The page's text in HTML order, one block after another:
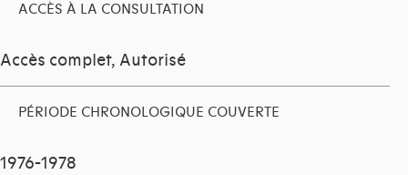
ACCÈS À LA CONSULTATION
Accès complet, Autorisé
PÉRIODE CHRONOLOGIQUE COUVERTE
1976-1978